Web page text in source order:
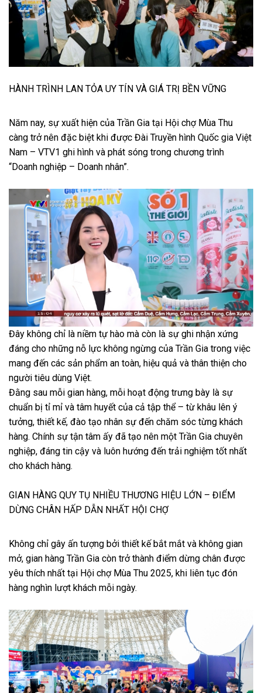
HÀNH TRÌNH LAN TỎA UY TÍN VÀ GIÁ TRỊ BỀN VỮNG
Năm nay, sự xuất hiện của Trần Gia tại Hội chợ Mùa Thu
càng trở nên đặc biệt khi được Đài Truyền hình Quốc gia Việt
Nam – VTV1 ghi hình và phát sóng trong chương trình
“Doanh nghiệp – Doanh nhân”.
Đây không chỉ là niềm tự hào mà còn là sự ghi nhận xứng
đáng cho những nỗ lực không ngừng của Trần Gia trong việc
mang đến các sản phẩm an toàn, hiệu quả và thân thiện cho
người tiêu dùng Việt.
Đằng sau mỗi gian hàng, mỗi hoạt động trưng bày là sự
chuẩn bị tỉ mỉ và tâm huyết của cả tập thể – từ khâu lên ý
tưởng, thiết kế, đào tạo nhân sự đến chăm sóc từng khách
hàng. Chính sự tận tâm ấy đã tạo nên một Trần Gia chuyên
nghiệp, đáng tin cậy và luôn hướng đến trải nghiệm tốt nhất
cho khách hàng.
GIAN HÀNG QUY TỤ NHIỀU THƯƠNG HIỆU LỚN – ĐIỂM
DỪNG CHÂN HẤP DẪN NHẤT HỘI CHỢ
Không chỉ gây ấn tượng bởi thiết kế bắt mắt và không gian
mở, gian hàng Trần Gia còn trở thành điểm dừng chân được
yêu thích nhất tại Hội chợ Mùa Thu 2025, khi liên tục đón
hàng nghìn lượt khách mỗi ngày.